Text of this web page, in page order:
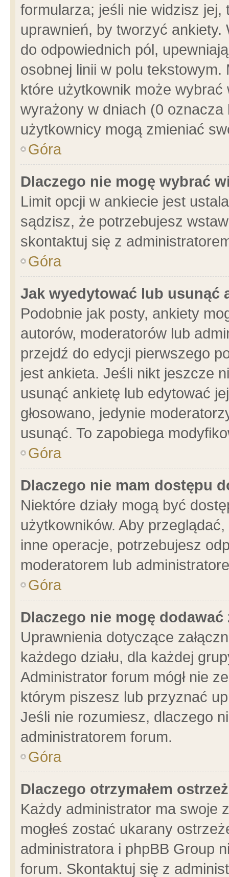
formularza; jeśli nie widzisz
uprawnień, by tworzyć ankiety.
do odpowiednich pól,
osobnej linii w polu
które użytkownik może
wyrażony w dniach (0
użytkownicy mogą zmieniać
Góra
Dlaczego nie mogę wybrać
Limit opcji w ankiecie jest
sądzisz, że potrzebujesz
skontaktuj się z
Góra
Jak wyedytować lub usunąć
Podobnie jak posty, ankiety
autorów, moderatorów lub
przejdź do edycji pierwszego
jest ankieta. Jeśli nikt jeszcze
usunąć ankietę lub edytować
głosowano, jedynie
usunąć. To zapobiega
Góra
Dlaczego nie mam dostępu
Niektóre działy mogą być
użytkowników. Aby
inne operacje, potrzebujesz
moderatorem lub
Góra
Dlaczego nie mogę dodawać
Uprawnienia dotyczące
każdego działu, dla każdej
Administrator forum mógł nie
którym piszesz lub przyznać
Jeśli nie rozumiesz, dlaczego
administratorem forum.
Góra
Dlaczego otrzymałem
Każdy administrator ma swoje
mogłeś zostać ukarany
administratora i phpBB Group
forum. Skontaktuj się z